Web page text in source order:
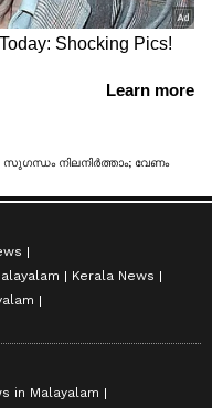
ദിവസം മുഴുവൻ സുഗന്ധം നിലനിർത്താം; വേണം ഈ 6 ബാത്തിംഗ് ഉൽപ്പന്നങ്ങൾ
Kerala News
in Malayalam